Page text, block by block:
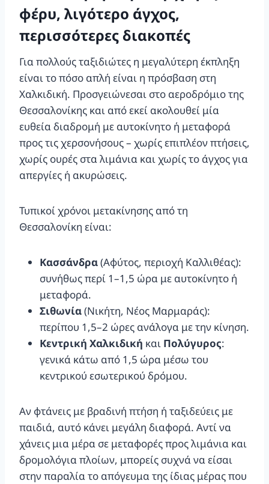
φέρυ, λιγότερο άγχος,
περισσότερες διακοπές
Για πολλούς ταξιδιώτες η μεγαλύτερη έκπληξη
είναι το πόσο απλή είναι η πρόσβαση στη
Χαλκιδική. Προσγειώνεσαι στο αεροδρόμιο της
Θεσσαλονίκης και από εκεί ακολουθεί μία
ευθεία διαδρομή με αυτοκίνητο ή μεταφορά
προς τις χερσονήσους – χωρίς επιπλέον πτήσεις,
χωρίς ουρές στα λιμάνια και χωρίς το άγχος για
απεργίες ή ακυρώσεις.
Τυπικοί χρόνοι μετακίνησης από τη
Θεσσαλονίκη είναι:
Κασσάνδρα(Αφύτος, περιοχή Καλλιθέας):
συνήθως περί 1–1,5 ώρα με αυτοκίνητο ή
μεταφορά.
Σιθωνία(Νικήτη, Νέος Μαρμαράς):
περίπου 1,5–2 ώρες ανάλογα με την κίνηση.
Κεντρική Χαλκιδική και Πολύγυρος:
γενικά κάτω από 1,5 ώρα μέσω του
κεντρικού εσωτερικού δρόμου.
Αν φτάνεις με βραδινή πτήση ή ταξιδεύεις με
παιδιά, αυτό κάνει μεγάλη διαφορά. Αντί να
χάνεις μια μέρα σε μεταφορές προς λιμάνια και
δρομολόγια πλοίων, μπορείς συχνά να είσαι
στην παραλία το απόγευμα της ίδιας μέρας που